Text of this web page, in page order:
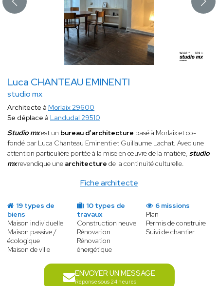
Luca CHANTEAU EMINENTI
studio mx
Fiche architecte
Architecte à Morlaix 29600
Se déplace à Landudal 29510
Studio mxest un bureau d’architecture basé à Morlaix et co-
fondé par Luca Chanteau Eminenti et Guillaume Lachat. Avec une
attention particulière portée à la mise en œuvre de la matière, studio
mxrevendique une architecture de la continuité culturelle.
19 types de
biens
Maison individuelle
Maison passive /
écologique
Maison de ville
10 types de
travaux
Construction neuve
Rénovation
Rénovation
énergétique
6 missions
Plan
Permis de construire
Suivi de chantier
ENVOYER UN MESSAGE
Réponse sous 24 heures